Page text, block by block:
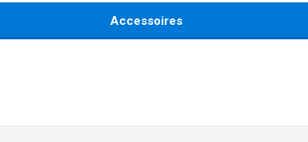
Accessoires